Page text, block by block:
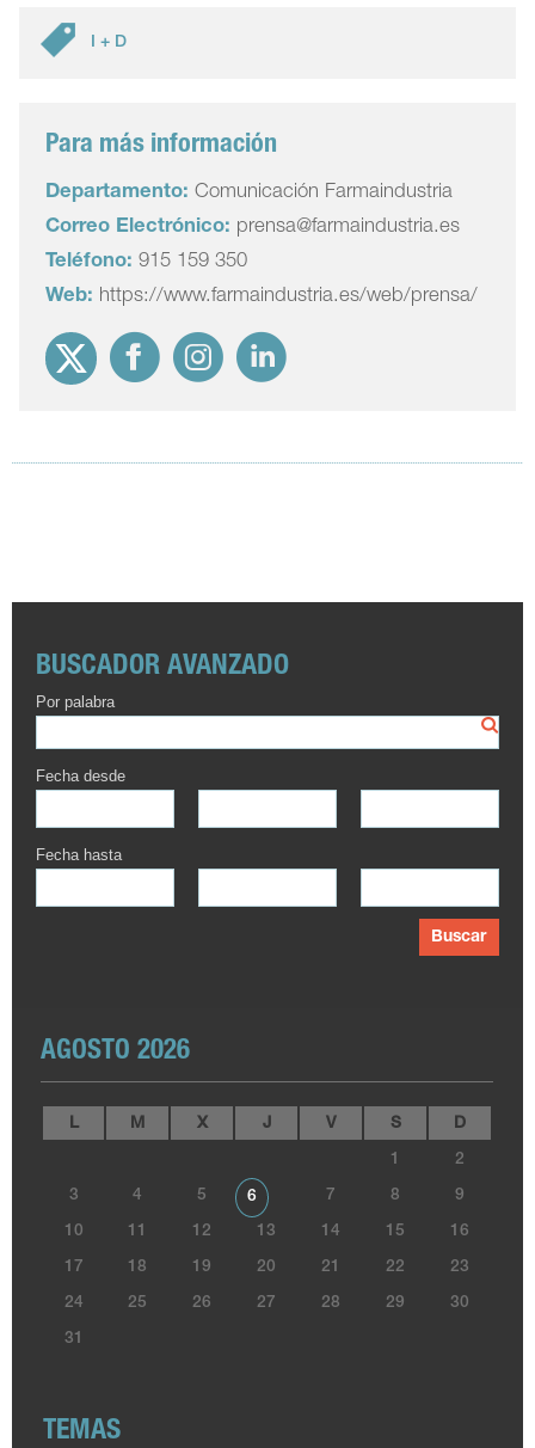
I + D
Para más información
Departamento: Comunicación Farmaindustria
Correo Electrónico: prensa@farmaindustria.es
Teléfono: 915 159 350
Web: https://www.farmaindustria.es/web/prensa/
BUSCADOR AVANZADO
Por palabra
Fecha desde
Fecha hasta
Buscar
AGOSTO 2026
L M X J V S D
1 2
3 4 5 6 7 8 9
10 11 12 13 14 15 16
17 18 19 20 21 22 23
24 25 26 27 28 29 30
31
TEMAS